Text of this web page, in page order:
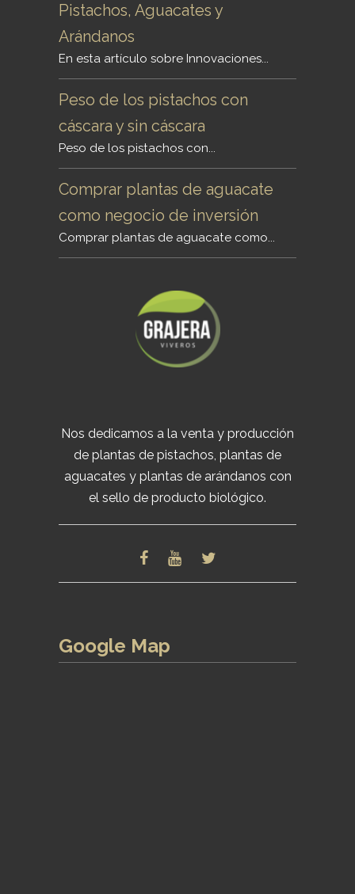
Pistachos, Aguacates y
Arándanos
En esta artículo sobre Innovaciones...
Peso de los pistachos con
cáscara y sin cáscara
Peso de los pistachos con...
Comprar plantas de aguacate
como negocio de inversión
Comprar plantas de aguacate como...
Nos dedicamos a la venta y producción
de plantas de pistachos, plantas de
aguacates y plantas de arándanos con
el sello de producto biológico.
Google Map